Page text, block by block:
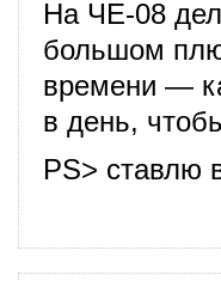
На ЧЕ-08
большом
времени —
в день,
PS> ставлю